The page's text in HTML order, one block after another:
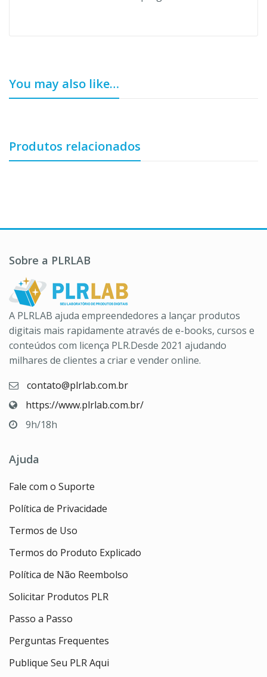
You may also like…
Produtos relacionados
Sobre a PLRLAB
A PLRLAB ajuda empreendedores a lançar produtos
digitais mais rapidamente através de e-books, cursos e
conteúdos com licença PLR.Desde 2021 ajudando
milhares de clientes a criar e vender online.
contato@plrlab.com.br
https://www.plrlab.com.br/
9h/18h
Ajuda
Fale com o Suporte
Política de Privacidade
Termos de Uso
Termos do Produto Explicado
Política de Não Reembolso
Solicitar Produtos PLR
Passo a Passo
Perguntas Frequentes
Publique Seu PLR Aqui